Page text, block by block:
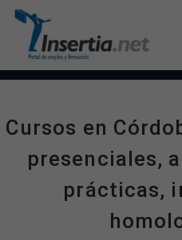
Cursos en
presenciales,
prácticas,